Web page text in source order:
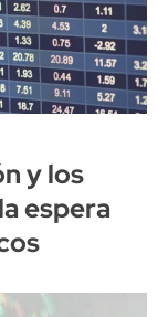
y los
espera